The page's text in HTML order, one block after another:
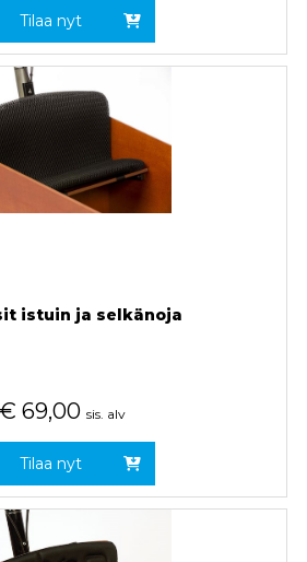
Tilaa nyt
istuin ja selkänoja
€ 69,00 sis. alv
Tilaa nyt